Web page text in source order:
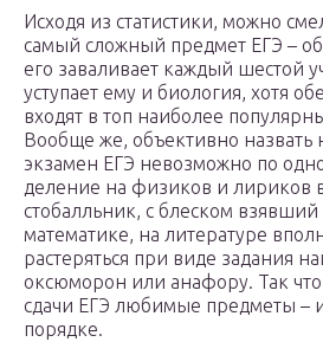
Исходя из статистики, можно
самый сложный предмет ЕГЭ –
его заваливает каждый шестой
уступает ему и биология, хотя
входят в топ наиболее
Вообще же, объективно назвать
экзамен ЕГЭ невозможно по
деление на физиков и лириков
стобалльник, с блеском
математике, на литературе
растеряться при виде задания
оксюморон или анафору. Так
сдачи ЕГЭ любимые предметы –
порядке.